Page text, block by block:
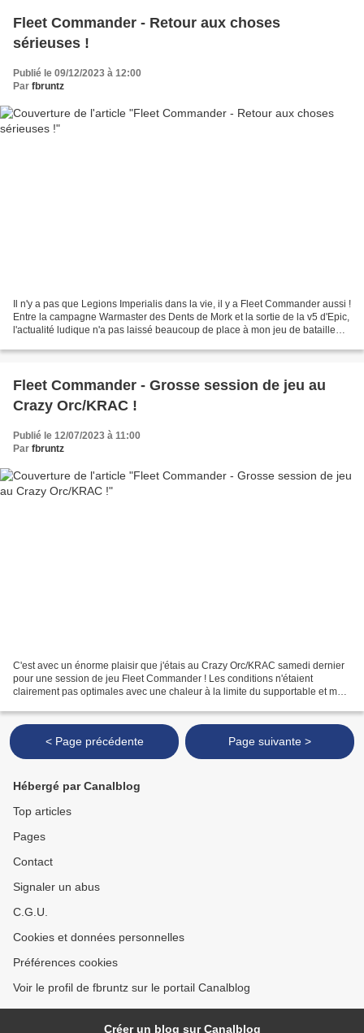
Fleet Commander - Retour aux choses
sérieuses !
Publié le 09/12/2023 à 12:00
Par fbruntz
Il n'y a pas que Legions Imperialis dans la vie, il y a Fleet Commander aussi !
Entre la campagne Warmaster des Dents de Mork et la sortie de la v5 d'Epic,
l'actualité ludique n'a pas laissé beaucoup de place à mon jeu de bataille
Fleet Commander - Grosse session de jeu au
Crazy Orc/KRAC !
Publié le 12/07/2023 à 11:00
Par fbruntz
C'est avec un énorme plaisir que j'étais au Crazy Orc/KRAC samedi dernier
pour une session de jeu Fleet Commander ! Les conditions n'étaient
clairement pas optimales avec une chaleur à la limite du supportable et mon
< Page précédente Page suivante >
Hébergé par Canalblog
Top articles
Pages
Contact
Signaler un abus
C.G.U.
Cookies et données personnelles
Préférences cookies
Voir le profil de fbruntz sur le portail Canalblog
Créer un blog sur Canalblog